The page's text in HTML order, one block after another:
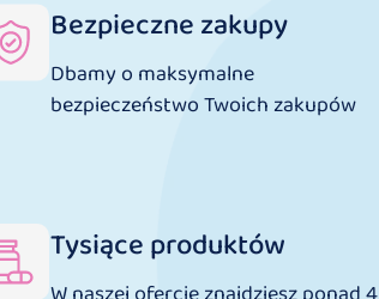
Bezpieczne zakupy
Dbamy o maksymalne
bezpieczeństwo Twoich zakupów
Tysiące produktów